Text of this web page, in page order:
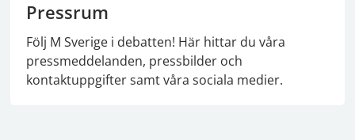
Pressrum
Följ M Sverige i debatten! Här hittar du våra
pressmeddelanden, pressbilder och
kontaktuppgifter samt våra sociala medier.